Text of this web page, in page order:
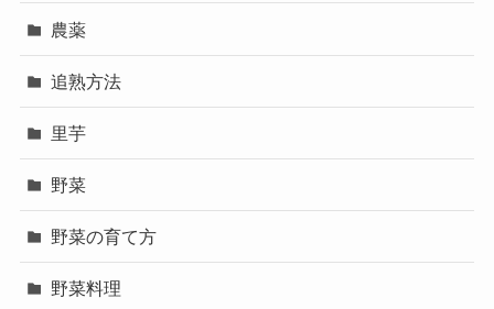
農薬
追熟方法
里芋
野菜
野菜の育て方
野菜料理